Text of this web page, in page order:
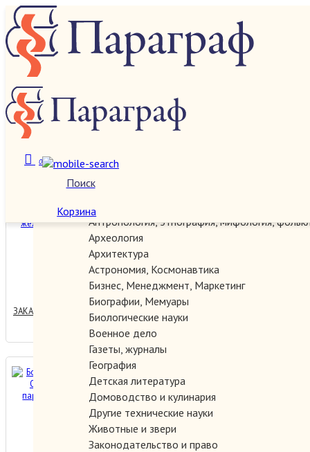
Поиск
0
Корзина
О нас
Категории
Автографы, документы, рукописи
Антропология, этнография, мифология,
Археология
Архитектура
Астрономия, Космонавтика
Бизнес, Менеджмент, Маркетинг
Биографии, Мемуары
Биологические науки
Военное дело
Газеты, журналы
География
Детская литература
Домоводство и кулинария
Другие технические науки
Животные и звери
Законодательство и право
Железная дорога и метро
Количество:
СССР.
100.00 руб.
ЗАКАЗАТЬ
Борьба с ветром:
Обтекаемые паровозы мира.
400.00 руб.